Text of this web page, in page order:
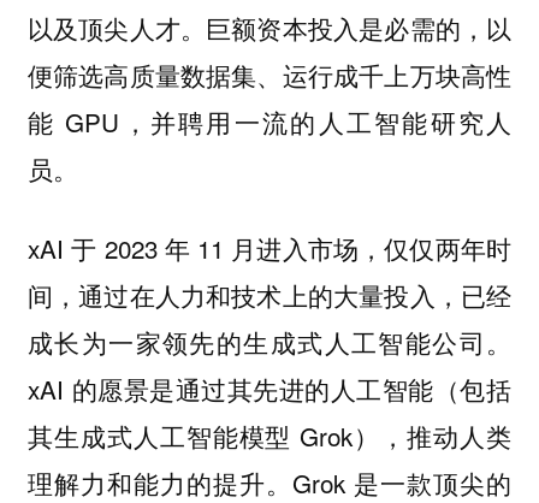
以及顶尖人才。巨额资本投入是必需的，以
便筛选高质量数据集、运行成千上万块高性
能 GPU，并聘用一流的人工智能研究人
员。
xAI 于 2023 年 11 月进入市场，仅仅两年时
间，通过在人力和技术上的大量投入，已经
成长为一家领先的生成式人工智能公司。
xAI 的愿景是通过其先进的人工智能（包括
其生成式人工智能模型 Grok），推动人类
理解力和能力的提升。Grok 是一款顶尖的